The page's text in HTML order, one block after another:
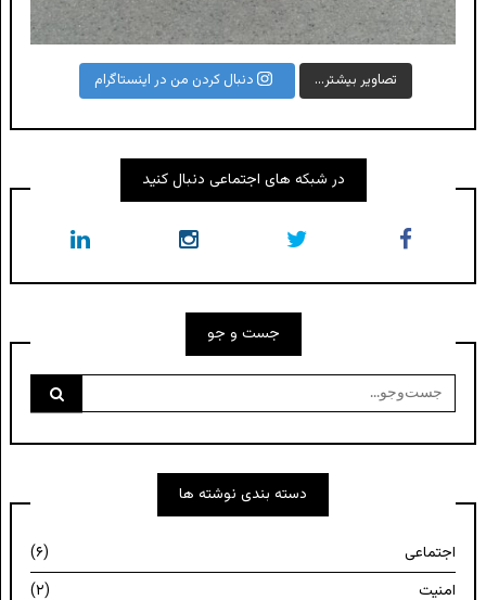
تصاویر بیشتر... دنبال کردن من در اینستاگرام
در شبکه های اجتماعی دنبال کنید
جست و جو
جست‌وجو
برای:
دسته بندی نوشته ها
اجتماعی
(۶)
امنیت
(۲)